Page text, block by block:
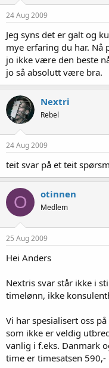
24 Aug 2009
Jeg syns det er galt og
mye erfaring du har. Nå
jo ikke være den beste
jo så absolutt være bra.
Nextri
Rebel
24 Aug 2009
teit svar på et teit
O otinnen
Medlem
25 Aug 2009
Hei Anders
Nextris svar står ikke i
timelønn, ikke
Vi har spesialisert oss
som ikke er veldig
vanlig i f.eks. Danmark
time er timesatsen 590,-